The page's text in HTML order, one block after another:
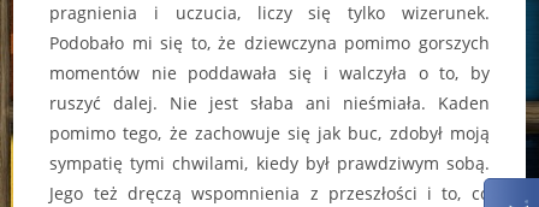
pragnienia i uczucia, liczy się tylko wizerunek.
Podobało mi się to, że dziewczyna pomimo gorszych
momentów nie poddawała się i walczyła o to, by
ruszyć dalej. Nie jest słaba ani nieśmiała. Kaden
pomimo tego, że zachowuje się jak buc, zdobył moją
sympatię tymi chwilami, kiedy był prawdziwym sobą.
Jego też dręczą wspomnienia z przeszłości i to, co